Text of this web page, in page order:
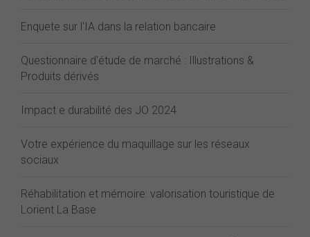
Enquete sur l'IA dans la relation bancaire
Questionnaire d'étude de marché : Illustrations &
Produits dérivés
Impact e durabilité des JO 2024
Votre expérience du maquillage sur les réseaux
sociaux
Réhabilitation et mémoire: valorisation touristique de
Lorient La Base